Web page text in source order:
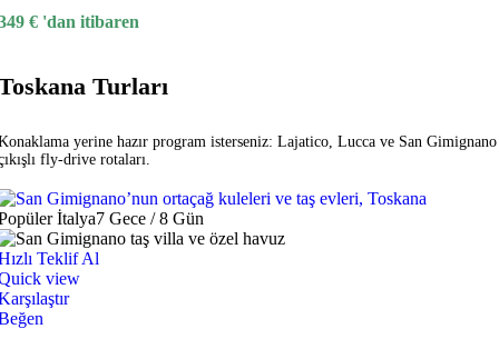
€ 'dan itibaren
Turları
yerine hazır program isterseniz: Lajatico, Lucca ve San Gimignano
fly-drive rotaları.
İtalya7 Gece / 8 Gün
Teklif Al
view